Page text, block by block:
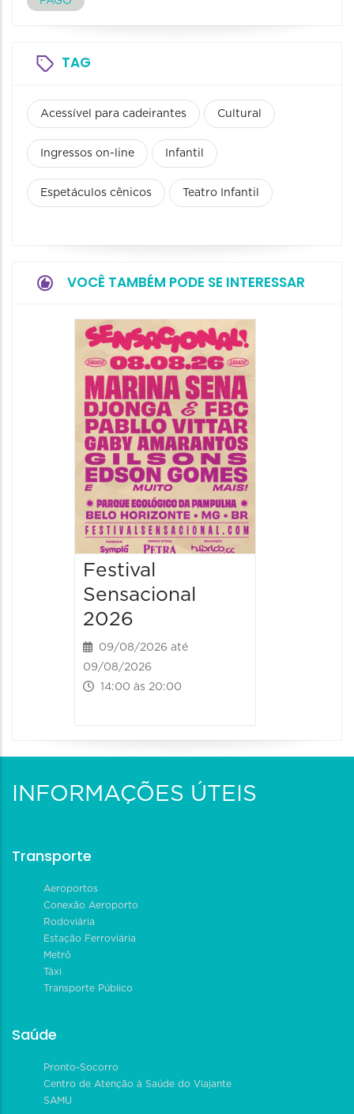
TAG
Acessível para cadeirantes Cultural
Ingressos on-line Infantil
Espetáculos cênicos Teatro Infantil
VOCÊ TAMBÉM PODE SE INTERESSAR
Festival
Sensacional
2026
09/08/2026 até
09/08/2026
14:00 às 20:00
INFORMAÇÕES ÚTEIS
Transporte
Aeroportos
Conexão Aeroporto
Rodoviária
Estação Ferroviária
Metrô
Táxi
Transporte Público
Saúde
Pronto-Socorro
Centro de Atenção à Saúde do Viajante
SAMU